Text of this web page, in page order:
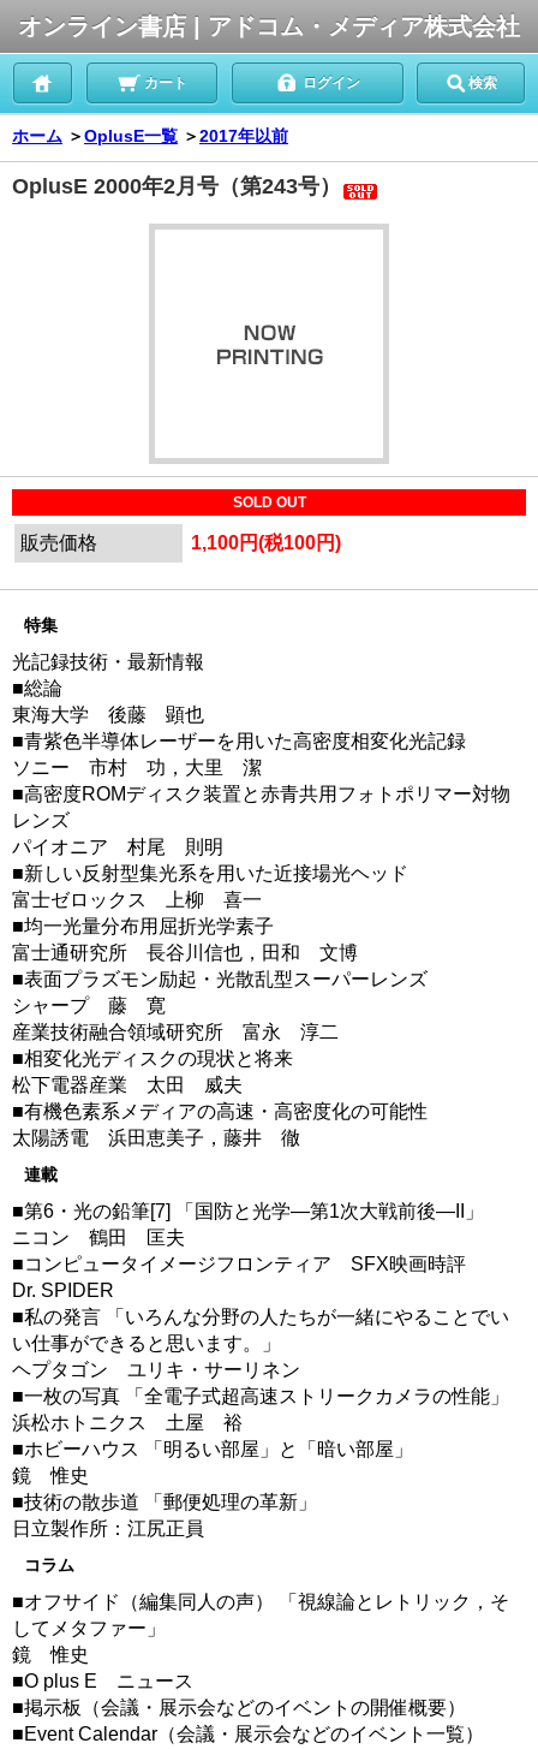
オンライン書店 | アドコム・メディア株式会社
カート ログイン 検索
ホーム ＞OplusE一覧 ＞2017年以前
OplusE 2000年2月号（第243号）
SOLD OUT
販売価格 1,100円(税100円)
特集
光記録技術・最新情報
■総論
東海大学 後藤 顕也
■青紫色半導体レーザーを用いた高密度相変化光記録
ソニー 市村 功，大里 潔
■高密度ROMディスク装置と赤青共用フォトポリマー対物
レンズ
パイオニア 村尾 則明
■新しい反射型集光系を用いた近接場光ヘッド
富士ゼロックス 上柳 喜一
■均一光量分布用屈折光学素子
富士通研究所 長谷川信也，田和 文博
■表面プラズモン励起・光散乱型スーパーレンズ
シャープ 藤 寛
産業技術融合領域研究所 富永 淳二
■相変化光ディスクの現状と将来
松下電器産業 太田 威夫
■有機色素系メディアの高速・高密度化の可能性
太陽誘電 浜田恵美子，藤井 徹
連載
■第6・光の鉛筆[7] 「国防と光学―第1次大戦前後―II」
ニコン 鶴田 匡夫
■コンピュータイメージフロンティア SFX映画時評
Dr. SPIDER
■私の発言 「いろんな分野の人たちが一緒にやることでい
い仕事ができると思います。」
ヘプタゴン ユリキ・サーリネン
■一枚の写真 「全電子式超高速ストリークカメラの性能」
浜松ホトニクス 土屋 裕
■ホビーハウス 「明るい部屋」と「暗い部屋」
鏡 惟史
■技術の散歩道 「郵便処理の革新」
日立製作所：江尻正員
コラム
■オフサイド（編集同人の声） 「視線論とレトリック，そ
してメタファー」
鏡 惟史
■O plus E ニュース
■掲示板（会議・展示会などのイベントの開催概要）
■Event Calendar（会議・展示会などのイベント一覧）